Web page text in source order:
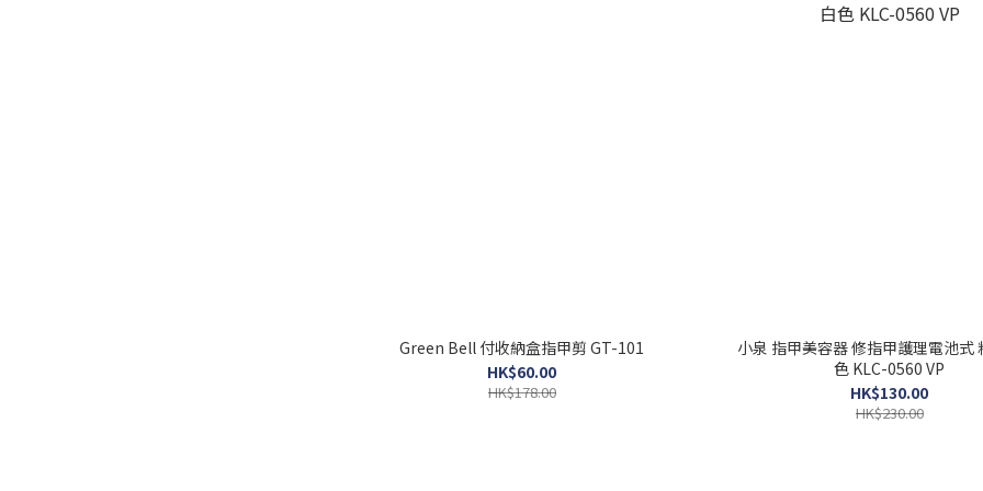
Green Bell 付收納盒指甲剪 GT-101
HK$60.00
HK$178.00
小泉 指甲美容器 修指甲護理電池式
色 KLC-0560 VP
HK$130.00
HK$230.00